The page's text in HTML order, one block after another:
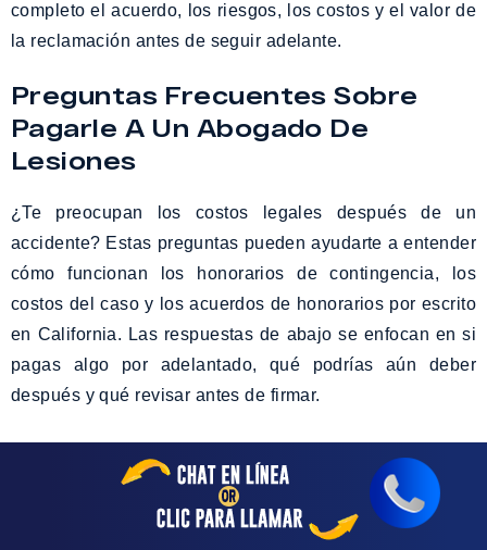
completo el acuerdo, los riesgos, los costos y el valor de
la reclamación antes de seguir adelante.
Preguntas Frecuentes Sobre
Pagarle A Un Abogado De
Lesiones
¿Te preocupan los costos legales después de un
accidente? Estas preguntas pueden ayudarte a entender
cómo funcionan los honorarios de contingencia, los
costos del caso y los acuerdos de honorarios por escrito
en California. Las respuestas de abajo se enfocan en si
pagas algo por adelantado, qué podrías aún deber
después y qué revisar antes de firmar.
¿Los Abogados Solo Cobran Si